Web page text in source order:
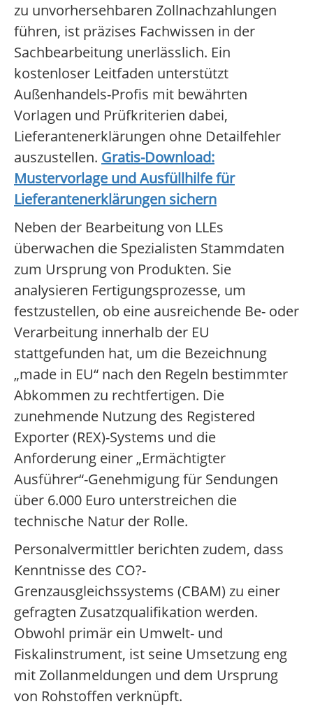
zu unvorhersehbaren Zollnachzahlungen
führen, ist präzises Fachwissen in der
Sachbearbeitung unerlässlich. Ein
kostenloser Leitfaden unterstützt
Außenhandels-Profis mit bewährten
Vorlagen und Prüfkriterien dabei,
Lieferantenerklärungen ohne Detailfehler
auszustellen. Gratis-Download:
Mustervorlage und Ausfüllhilfe für
Lieferantenerklärungen sichern
Neben der Bearbeitung von LLEs
überwachen die Spezialisten Stammdaten
zum Ursprung von Produkten. Sie
analysieren Fertigungsprozesse, um
festzustellen, ob eine ausreichende Be- oder
Verarbeitung innerhalb der EU
stattgefunden hat, um die Bezeichnung
„made in EU“ nach den Regeln bestimmter
Abkommen zu rechtfertigen. Die
zunehmende Nutzung des Registered
Exporter (REX)-Systems und die
Anforderung einer „Ermächtigter
Ausführer“-Genehmigung für Sendungen
über 6.000 Euro unterstreichen die
technische Natur der Rolle.
Personalvermittler berichten zudem, dass
Kenntnisse des CO?-
Grenzausgleichssystems (CBAM) zu einer
gefragten Zusatzqualifikation werden.
Obwohl primär ein Umwelt- und
Fiskalinstrument, ist seine Umsetzung eng
mit Zollanmeldungen und dem Ursprung
von Rohstoffen verknüpft.